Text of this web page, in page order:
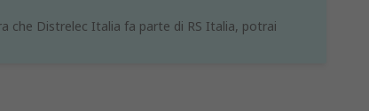
che Distrelec Italia fa parte di RS Italia, potrai